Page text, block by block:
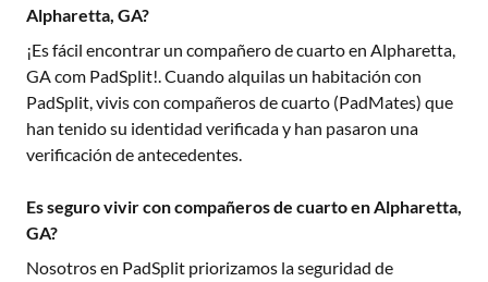
Alpharetta, GA?
¡Es fácil encontrar un compañero de cuarto en Alpharetta,
GAcom PadSplit!. Cuando alquilas un habitación con
PadSplit, vivis con compañeros de cuarto (PadMates) que
han tenido su identidad verificada y han pasaron una
verificación de antecedentes.
Es seguro vivir con compañeros de cuarto en Alpharetta,
GA?
Nosotros en PadSplit priorizamos la seguridad de